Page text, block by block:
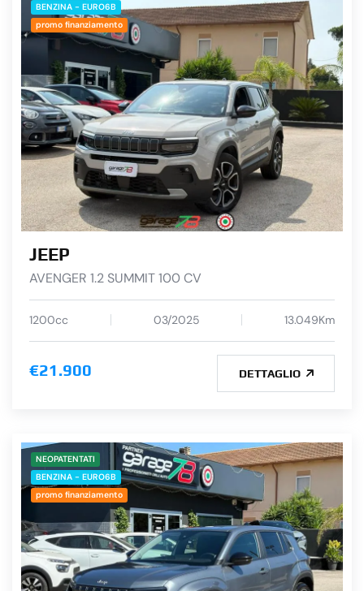
BENZINA - EURO6B
promo finanziamento
JEEP
AVENGER 1.2 SUMMIT 100 CV
1200cc 03/2025 13.049Km
€21.900 DETTAGLIO
NEOPATENTATI
BENZINA - EURO6B
promo finanziamento